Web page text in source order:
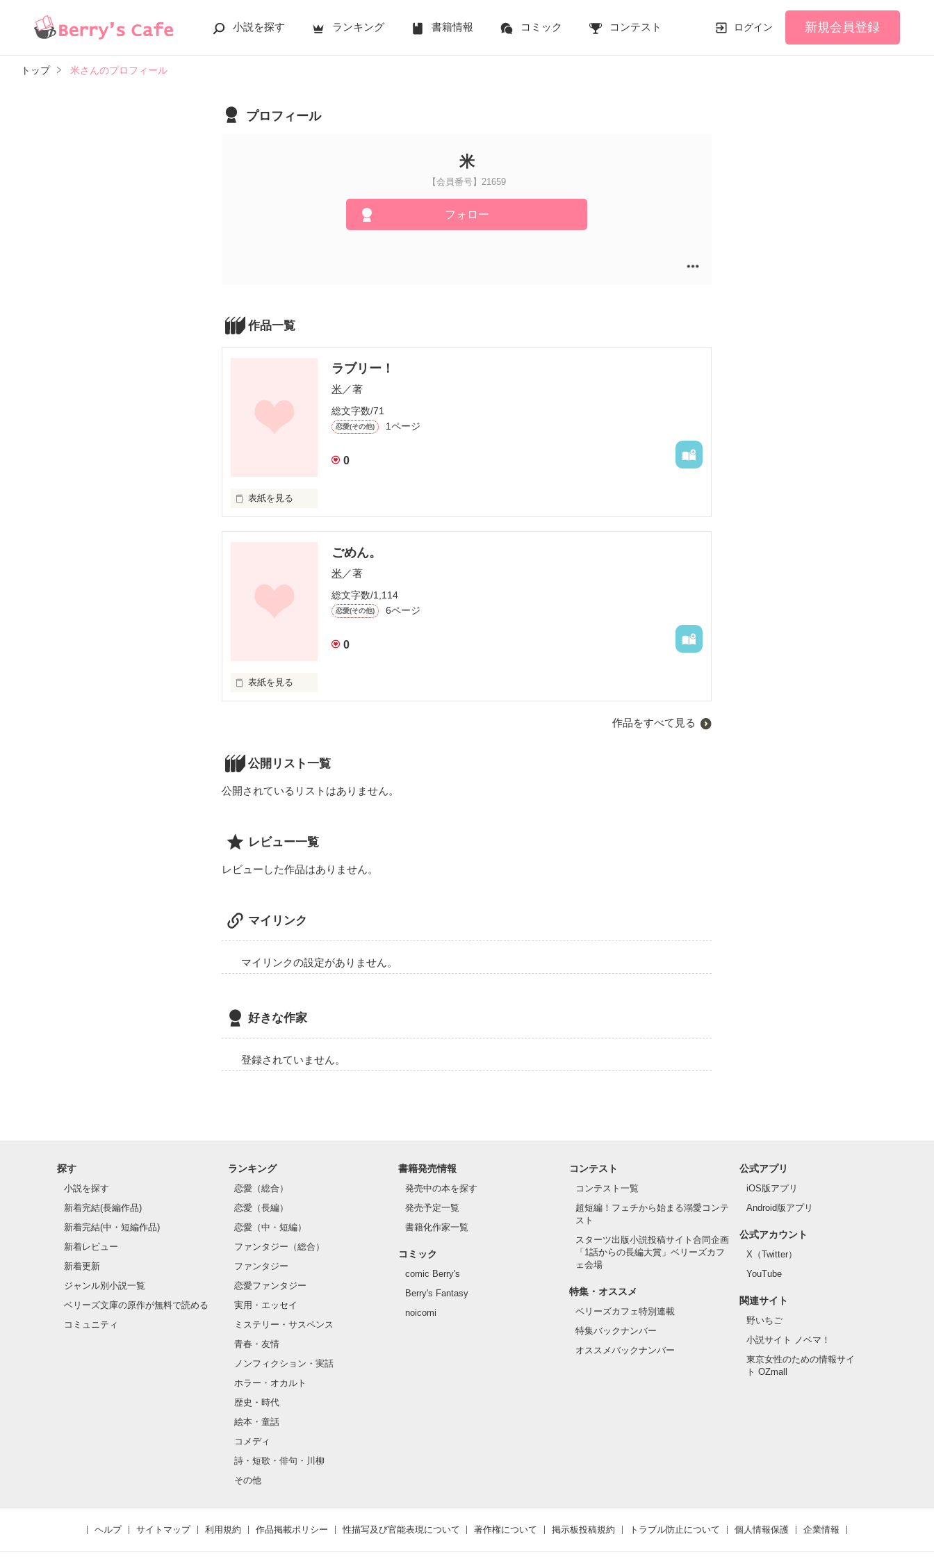
小説を探す ランキング 書籍情報 コミック コンテスト ログイン 新規会員登録
トップ 米さんのプロフィール
プロフィール
米
【会員番号】21659
フォロー
作品一覧
ラブリー！
米／著
総文字数/71
恋愛(その他) 1ページ
0
表紙を見る
ごめん。
米／著
総文字数/1,114
恋愛(その他) 6ページ
0
表紙を見る
作品をすべて見る
公開リスト一覧
公開されているリストはありません。
レビュー一覧
レビューした作品はありません。
マイリンク
マイリンクの設定がありません。
好きな作家
登録されていません。
探す
小説を探す
新着完結(長編作品)
新着完結(中・短編作品)
新着レビュー
新着更新
ジャンル別小説一覧
ベリーズ文庫の原作が無料で読める
コミュニティ
ランキング
恋愛（総合）
恋愛（長編）
恋愛（中・短編）
ファンタジー（総合）
ファンタジー
恋愛ファンタジー
実用・エッセイ
ミステリー・サスペンス
青春・友情
ノンフィクション・実話
ホラー・オカルト
歴史・時代
絵本・童話
コメディ
詩・短歌・俳句・川柳
その他
書籍発売情報
発売中の本を探す
発売予定一覧
書籍化作家一覧
コミック
comic Berry's
Berry's Fantasy
noicomi
コンテスト
コンテスト一覧
超短編！フェチから始まる溺愛コンテ
スト
スターツ出版小説投稿サイト合同企画
「1話からの長編大賞」ベリーズカフ
ェ会場
特集・オススメ
ベリーズカフェ特別連載
特集バックナンバー
オススメバックナンバー
公式アプリ
iOS版アプリ
Android版アプリ
公式アカウント
X（Twitter）
YouTube
関連サイト
野いちご
小説サイト ノベマ！
東京女性のための情報サイ
ト OZmall
ヘルプ サイトマップ 利用規約 作品掲載ポリシー 性描写及び官能表現について 著作権について 掲示板投稿規約 トラブル防止について 個人情報保護 企業情報